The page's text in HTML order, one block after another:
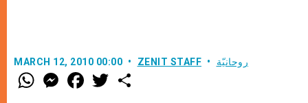
MARCH 12, 2010 00:00 ZENIT STAFF روحانيّة
W
h
M
e
F
a w